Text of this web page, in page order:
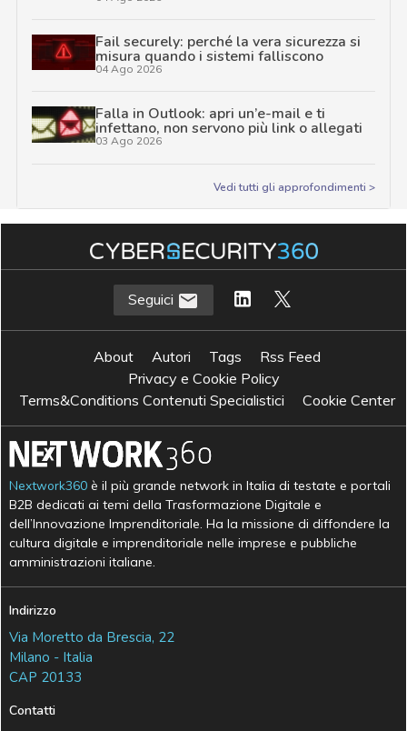
Fail securely: perché la vera sicurezza si
misura quando i sistemi falliscono
04 Ago 2026
Falla in Outlook: apri un’e-mail e ti
infettano, non servono più link o allegati
03 Ago 2026
Vedi tutti gli approfondimenti >
Seguici
About Autori Tags
Rss Feed
Privacy e Cookie Policy
Terms&Conditions Contenuti Specialistici
Cookie Center
Nextwork360 è il più grande network in Italia di testate e portali
B2B dedicati ai temi della Trasformazione Digitale e
dell’Innovazione Imprenditoriale. Ha la missione di diffondere la
cultura digitale e imprenditoriale nelle imprese e pubbliche
amministrazioni italiane.
Indirizzo
Via Moretto da Brescia, 22
Milano - Italia
CAP 20133
Contatti